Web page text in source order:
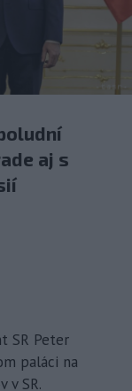
aj s
SR Peter
paláci na
v SR.